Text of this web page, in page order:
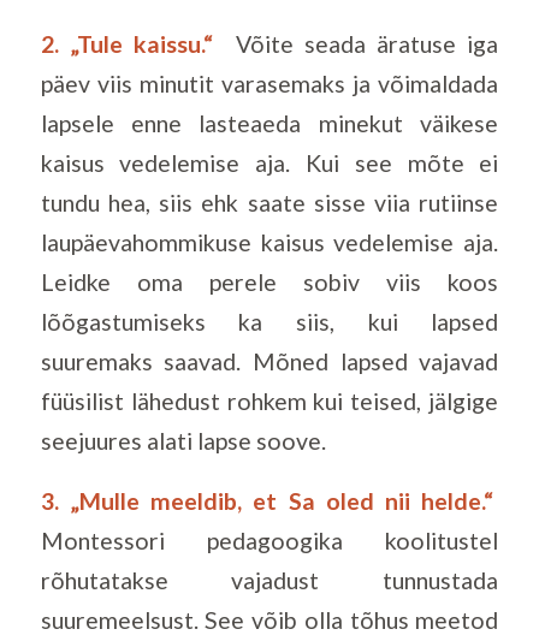
2. „Tule kaissu.“ Võite seada äratuse iga
päev viis minutit varasemaks ja võimaldada
lapsele enne lasteaeda minekut väikese
kaisus vedelemise aja. Kui see mõte ei
tundu hea, siis ehk saate sisse viia rutiinse
laupäevahommikuse kaisus vedelemise aja.
Leidke oma perele sobiv viis koos
lõõgastumiseks ka siis, kui lapsed
suuremaks saavad. Mõned lapsed vajavad
füüsilist lähedust rohkem kui teised, jälgige
seejuures alati lapse soove.
3. „Mulle meeldib, et Sa oled nii helde.“
Montessori pedagoogika koolitustel
rõhutatakse vajadust tunnustada
suuremeelsust. See võib olla tõhus meetod